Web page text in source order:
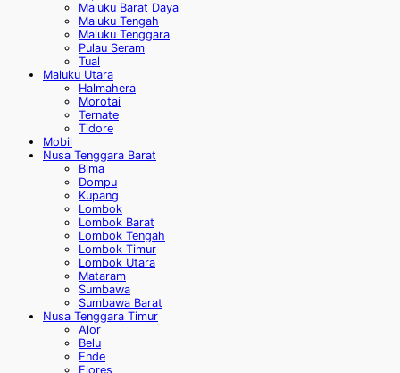
Maluku Barat Daya
Maluku Tengah
Maluku Tenggara
Pulau Seram
Tual
Maluku Utara
Halmahera
Morotai
Ternate
Tidore
Mobil
Nusa Tenggara Barat
Bima
Dompu
Kupang
Lombok
Lombok Barat
Lombok Tengah
Lombok Timur
Lombok Utara
Mataram
Sumbawa
Sumbawa Barat
Nusa Tenggara Timur
Alor
Belu
Ende
Flores